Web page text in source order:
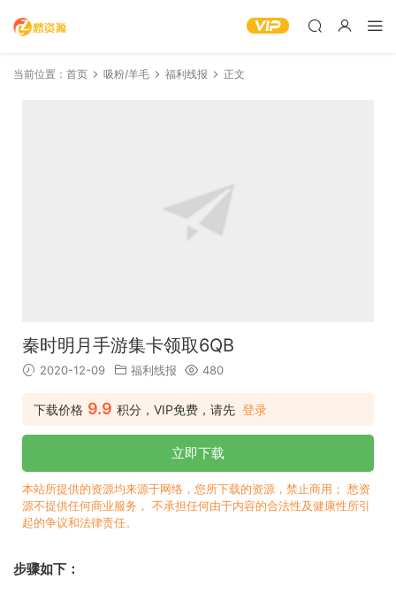
当前位置： 首页 吸粉/羊毛 福利线报 正文
秦时明月手游集卡领取6QB
2020-12-09 福利线报 480
下载价格 9.9 积分，VIP免费，请先 登录
立即下载
本站所提供的资源均来源于网络，您所下载的资源，禁止商用； 愁资
源不提供任何商业服务， 不承担任何由于内容的合法性及健康性所引
起的争议和法律责任。
步骤如下：